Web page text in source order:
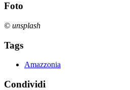
Foto
© unsplash
Tags
Amazzonia
Condividi